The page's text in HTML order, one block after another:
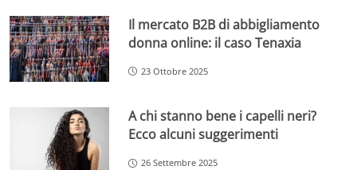
Il mercato B2B di abbigliamento
donna online: il caso Tenaxia
23 Ottobre 2025
A chi stanno bene i capelli neri?
Ecco alcuni suggerimenti
26 Settembre 2025